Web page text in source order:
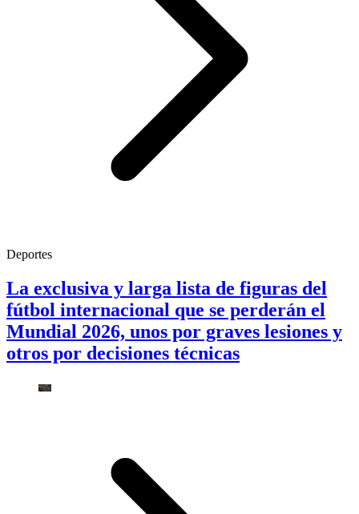
Deportes
La exclusiva y larga lista de figuras del
fútbol internacional que se perderán el
Mundial 2026, unos por graves lesiones y
otros por decisiones técnicas